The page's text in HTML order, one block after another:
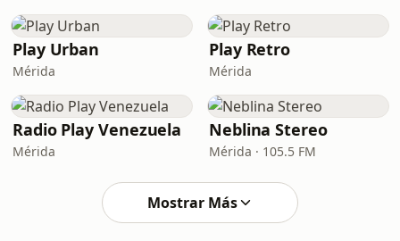
Play Urban
Mérida
Play Retro
Mérida
Radio Play Venezuela
Mérida
Neblina Stereo
Mérida · 105.5 FM
Mostrar Más